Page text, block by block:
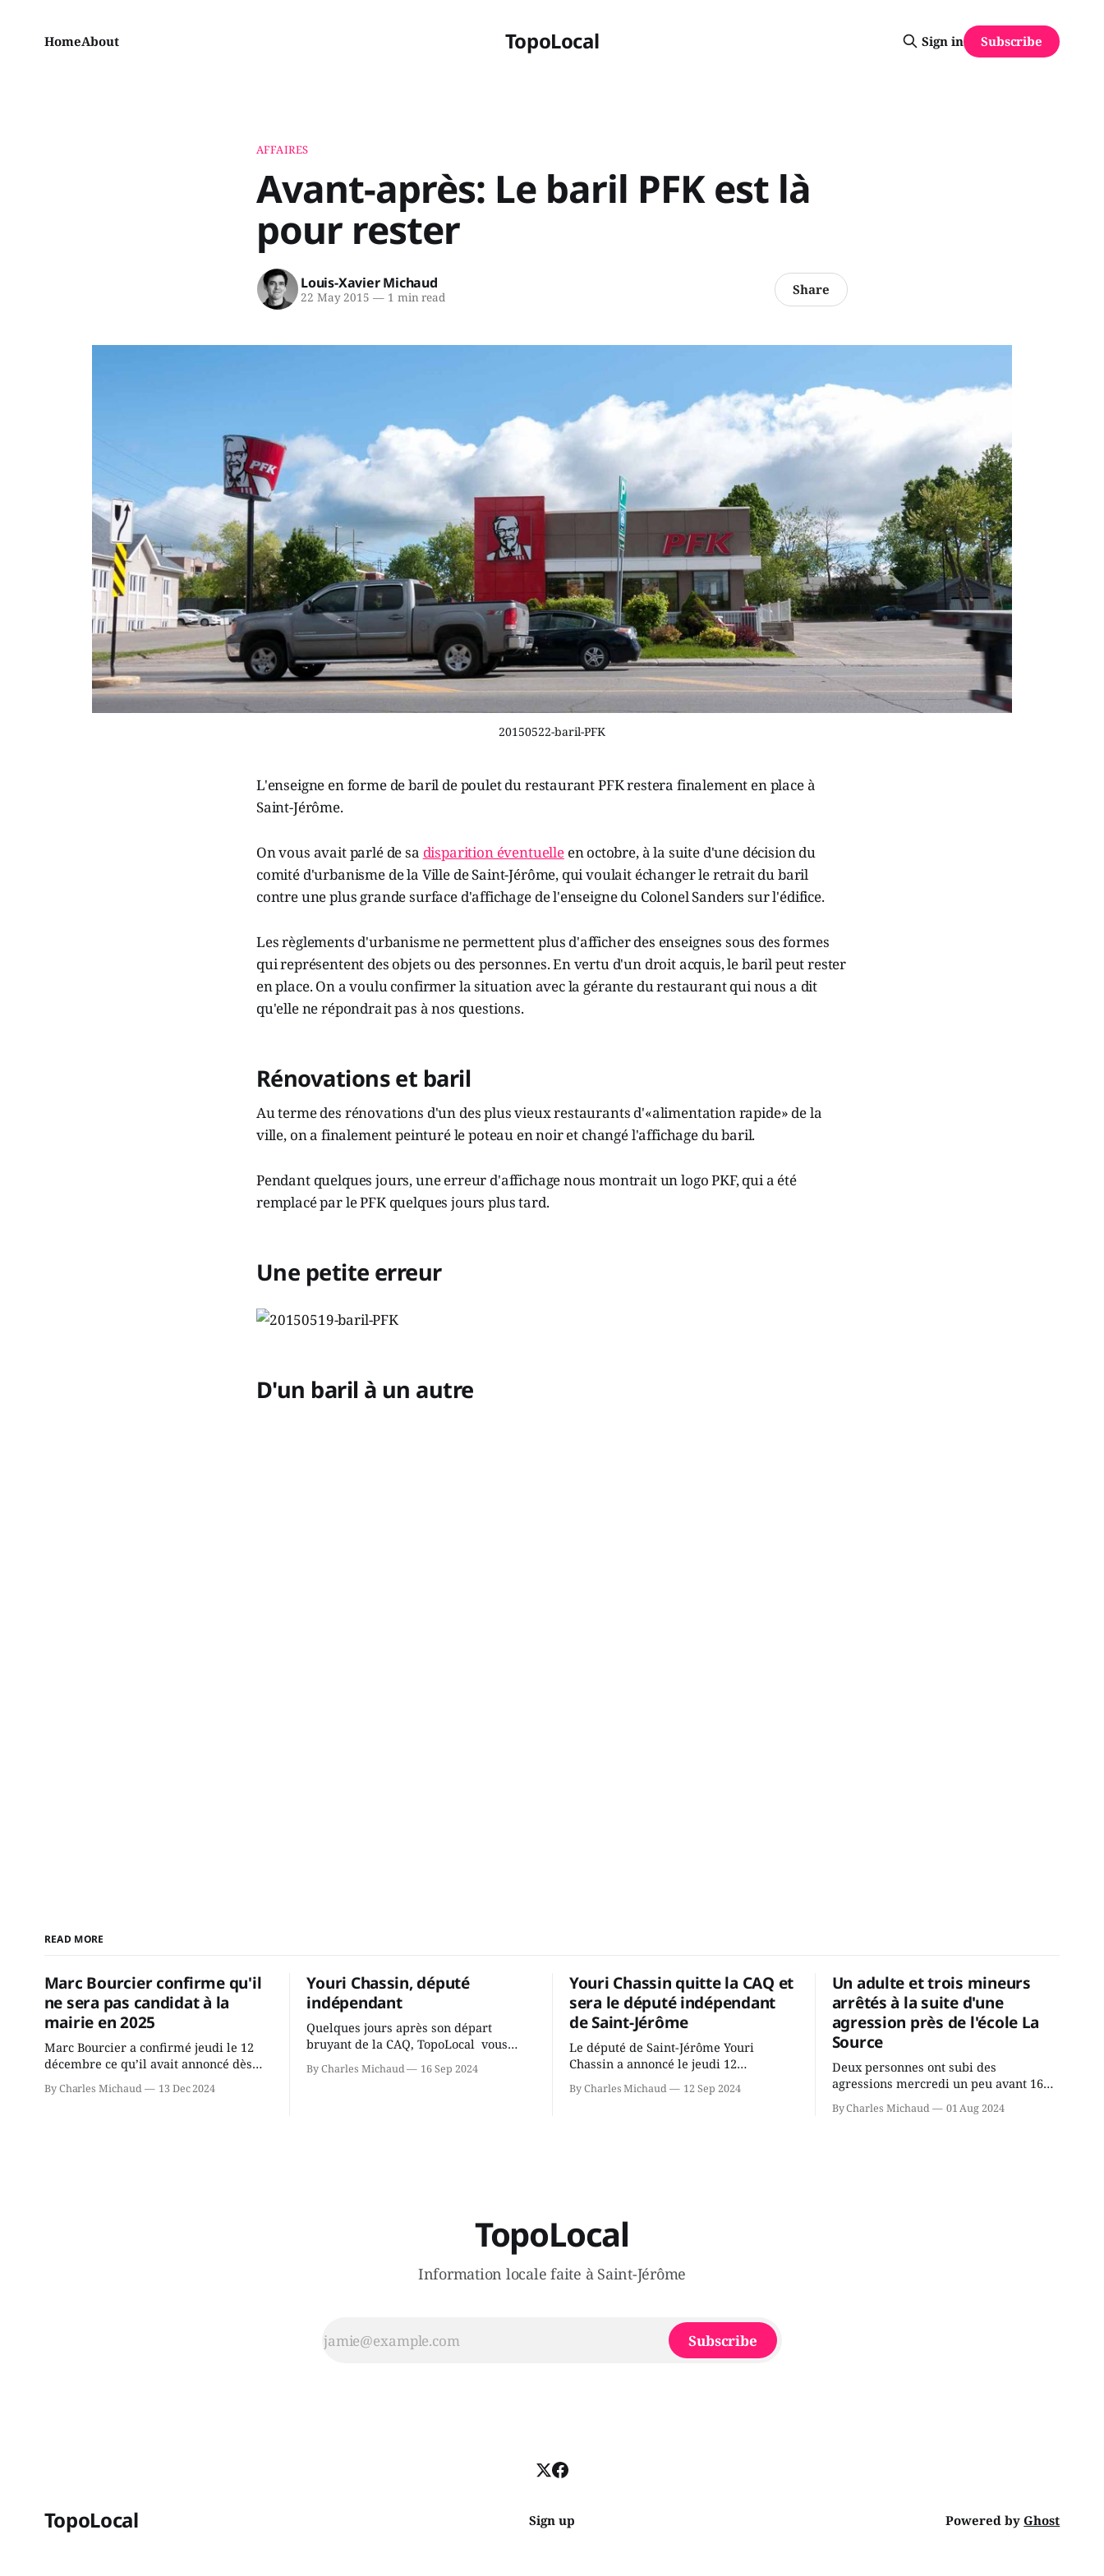
TopoLocal
HomeAbout Sign in Subscribe
AFFAIRES
Avant-après: Le baril PFK est là
pour rester
Louis-Xavier Michaud
22 May 2015 —1 min read Share
20150522-baril-PFK
L'enseigne en forme de baril de poulet du restaurant PFK restera finalement en place à
Saint-Jérôme.
On vous avait parlé de sa disparition éventuelleen octobre, à la suite d'une décision du
comité d'urbanisme de la Ville de Saint-Jérôme, qui voulait échanger le retrait du baril
contre une plus grande surface d'affichage de l'enseigne du Colonel Sanders sur l'édifice.
Les règlements d'urbanisme ne permettent plus d'afficher des enseignes sous des formes
qui représentent des objets ou des personnes. En vertu d'un droit acquis, le baril peut rester
en place. On a voulu confirmer la situation avec la gérante du restaurant qui nous a dit
qu'elle ne répondrait pas à nos questions.
Rénovations et baril
Au terme des rénovations d'un des plus vieux restaurants d'«alimentation rapide» de la
ville, on a finalement peinturé le poteau en noir et changé l'affichage du baril.
Pendant quelques jours, une erreur d'affichage nous montrait un logo PKF, qui a été
remplacé par le PFK quelques jours plus tard.
Une petite erreur
D'un baril à un autre
READ MORE
Marc Bourcier confirme qu'il
ne sera pas candidat à la
mairie en 2025
Marc Bourcier a confirmé jeudi le 12
décembre ce qu’il avait annoncé dès
2021: il ne sollicitera pas de deuxième
mandat à titre de maire de Saint-
By Charles Michaud 13 Dec 2024
Youri Chassin, député
indépendant
Quelques jours après son départ
bruyant de la CAQ, TopoLocal vous
présente une conversation avec Youri
Chassin. Nous avons causé de sa
By Charles Michaud 16 Sep 2024
Youri Chassin quitte la CAQ et
sera le député indépendant
de Saint-Jérôme
Le député de Saint-Jérôme Youri
Chassin a annoncé le jeudi 12
septembre qu'il quitte le caucus de la
Coalition Avenir Québec de François
By Charles Michaud 12 Sep 2024
Un adulte et trois mineurs
arrêtés à la suite d'une
agression près de l'école La
Source
Deux personnes ont subi des
agressions mercredi un peu avant 16h
à proximité de l'école primaire La
Source dans le secteur Bellefeuille de
By Charles Michaud 01 Aug 2024
TopoLocal
Information locale faite à Saint-Jérôme
Subscribe
TopoLocal Sign up Powered byGhost